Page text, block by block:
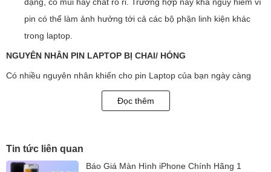
dạng, có mùi hay chất rò rỉ. Trường hợp này khá nguy hiểm vì
pin có thể làm ảnh hưởng tới cả các bộ phận linh kiện khác
trong laptop.
NGUYÊN NHÂN PIN LAPTOP BỊ CHAI/ HỎNG
Có nhiều nguyên nhân khiến cho pin Laptop của bạn ngày càng
xuống cấp. Bên cạnh vấn đề thời gian thì thói quen sử dụng sai lầm
làm cho pin không thể tỏa nhiệt được. Điều này nếu kéo dài sẽ
làm ảnh hưởng trầm trọng đến tuổi thọ của pin.
Đọc thêm
Tin tức liên quan
Báo Giá Màn Hình iPhone Chính Hãng 1